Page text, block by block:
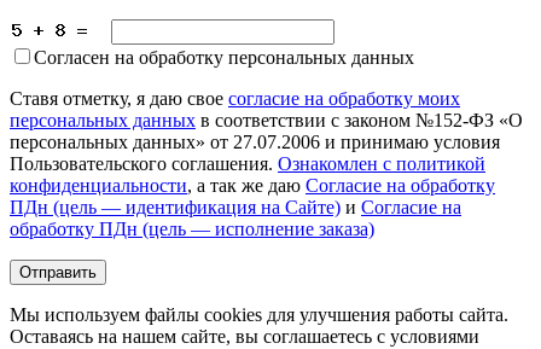
Согласен на обработку персональных данных
Ставя отметку, я даю свое согласие на обработку моих
персональных данных в соответствии с законом №152-ФЗ «О
персональных данных» от 27.07.2006 и принимаю условия
Пользовательского соглашения. Ознакомлен с политикой
конфиденциальности, а так же даю Согласие на обработку
ПДн (цель — идентификация на Сайте) и Согласие на
обработку ПДн (цель — исполнение заказа)
Мы используем файлы cookies для улучшения работы сайта.
Оставаясь на нашем сайте, вы соглашаетесь с условиями